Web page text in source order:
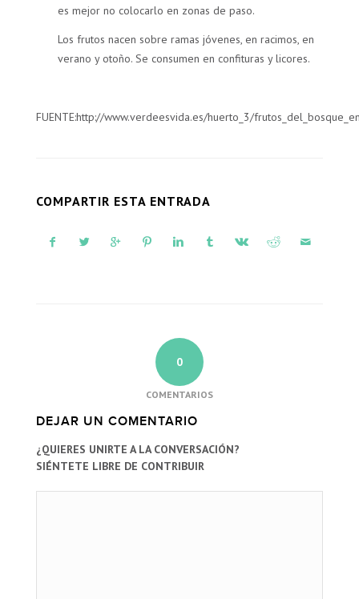
es mejor no colocarlo en zonas de paso.
Los frutos nacen sobre ramas jóvenes, en racimos, en
verano y otoño. Se consumen en confituras y licores.
FUENTE:http://www.verdeesvida.es/huerto_3/
COMPARTIR ESTA ENTRADA
0
COMENTARIOS
DEJAR UN COMENTARIO
¿QUIERES UNIRTE A LA CONVERSACIÓN?
SIÉNTETE LIBRE DE CONTRIBUIR